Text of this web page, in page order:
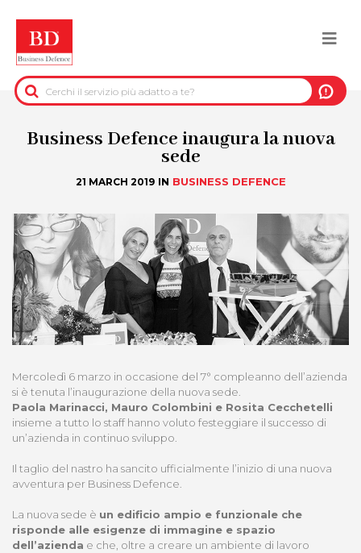
contenuto
principale
BACK
INFORMAZIONI PRE-CONTRATTUALI
CREDITO
INFORMAZIONI IMMOBILIARI
DATI UFFICIALI
DUE DILIGENCE
Business Defence inaugura la nuova
sede
21 MARCH 2019IN BUSINESS DEFENCE
Mercoledì 6 marzo in occasione del 7° compleanno dell’azienda
si è tenuta l’inaugurazione della nuova sede.
Paola Marinacci, Mauro Colombini e Rosita Cecchetelli
insieme a tutto lo staff hanno voluto festeggiare il successo di
un’azienda in continuo sviluppo.
Il taglio del nastro ha sancito ufficialmente l’inizio di una nuova
avventura per Business Defence.
La nuova sede è un edificio ampio e funzionale che
risponde alle esigenze di immagine e spazio
dell’azienda e che, oltre a creare un ambiente di lavoro